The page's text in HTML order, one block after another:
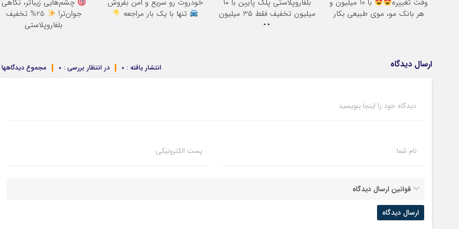
وقت تغییره
با 10 میلیون و
هر بانک مو، موی طبیعی بکار
بلفاروپلاستی پلک پایین با ۱۰
میلیون تخفیف فقط 3۵ میلیون
خودروت رو سریع و امن بفروش
تنها با یک بار مراجعه
چشم‌هایی زیباتر، نگاهی
جوان‌تر!
25% تخفیف
بلفاروپلاستی
ارسال دیدگاه مجموع دیدگاهها در انتظار بررسی : 0 انتشار یافته : 0
دیدگاه خود را اینجا بنویسید
نام شما پست الکترونیکی
قوانین ارسال دیدگاه